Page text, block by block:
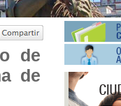
de
de